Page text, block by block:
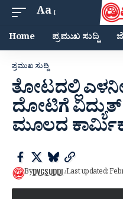
Aa
Home ಪ್ರಮುಖ ಸುದ್ದಿ
ಪ್ರಮುಖ ಸುದ್ದಿ
ತೋಟದಲ್ಲಿ
ದೋಟಿಗೆ ವಿದ್ಯುತ್
ಮೂಲದ
ByDVGSUDDI Last updated: